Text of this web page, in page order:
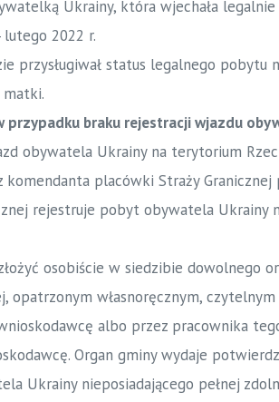
Ukrainy, która wjechała
2022 r.
przysługiwał status legalnego pobytu
braku rejestracji wjazdu
obywatela Ukrainy na terytorium
komendanta placówki Straży
rejestruje pobyt obywatela
osobiście w siedzibie dowolnego
opatrzonym własnoręcznym,
albo przez pracownika
Organ gminy wydaje
Ukrainy nieposiadającego pełnej